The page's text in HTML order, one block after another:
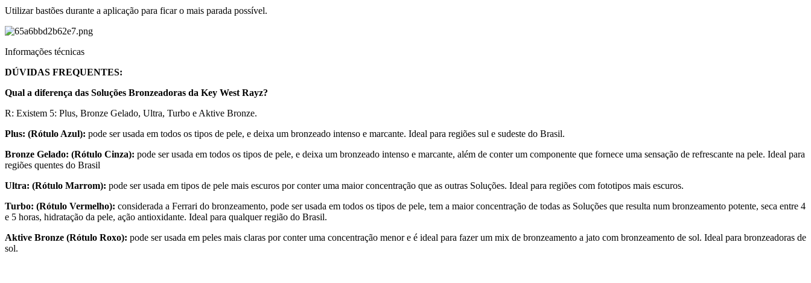
Utilizar bastões durante a aplicação para ficar o mais parada possível.
Informações técnicas
DÚVIDAS FREQUENTES:
Qual a diferença das Soluções Bronzeadoras da Key West Rayz?
R: Existem 5: Plus, Bronze Gelado, Ultra, Turbo e Aktive Bronze.
Plus: (Rótulo Azul): pode ser usada em todos os tipos de pele, e deixa um bronzeado intenso e marcante. Ideal para regiões sul e sudeste do Brasil.
Bronze Gelado: (Rótulo Cinza): pode ser usada em todos os tipos de pele, e deixa um bronzeado intenso e marcante, além de conter um componente que fornece uma sensação de refrescante na pele. Ideal para
regiões quentes do Brasil
Ultra: (Rótulo Marrom): pode ser usada em tipos de pele mais escuros por conter uma maior concentração que as outras Soluções. Ideal para regiões com fototipos mais escuros.
Turbo: (Rótulo Vermelho): considerada a Ferrari do bronzeamento, pode ser usada em todos os tipos de pele, tem a maior concentração de todas as Soluções que resulta num bronzeamento potente, seca entre 4
e 5 horas, hidratação da pele, ação antioxidante. Ideal para qualquer região do Brasil.
Aktive Bronze (Rótulo Roxo): pode ser usada em peles mais claras por conter uma concentração menor e é ideal para fazer um mix de bronzeamento a jato com bronzeamento de sol. Ideal para bronzeadoras de
sol.